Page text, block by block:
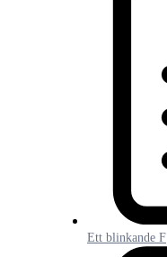
Ett blinkande F